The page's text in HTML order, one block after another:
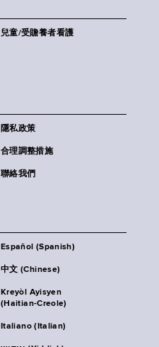
兒童/受贍養者看護
隱私政策
合理調整措施
聯絡我們
Español (Spanish)
中文 (Chinese)
Kreyòl Ayisyen
(Haitian-Creole)
Italiano (Italian)